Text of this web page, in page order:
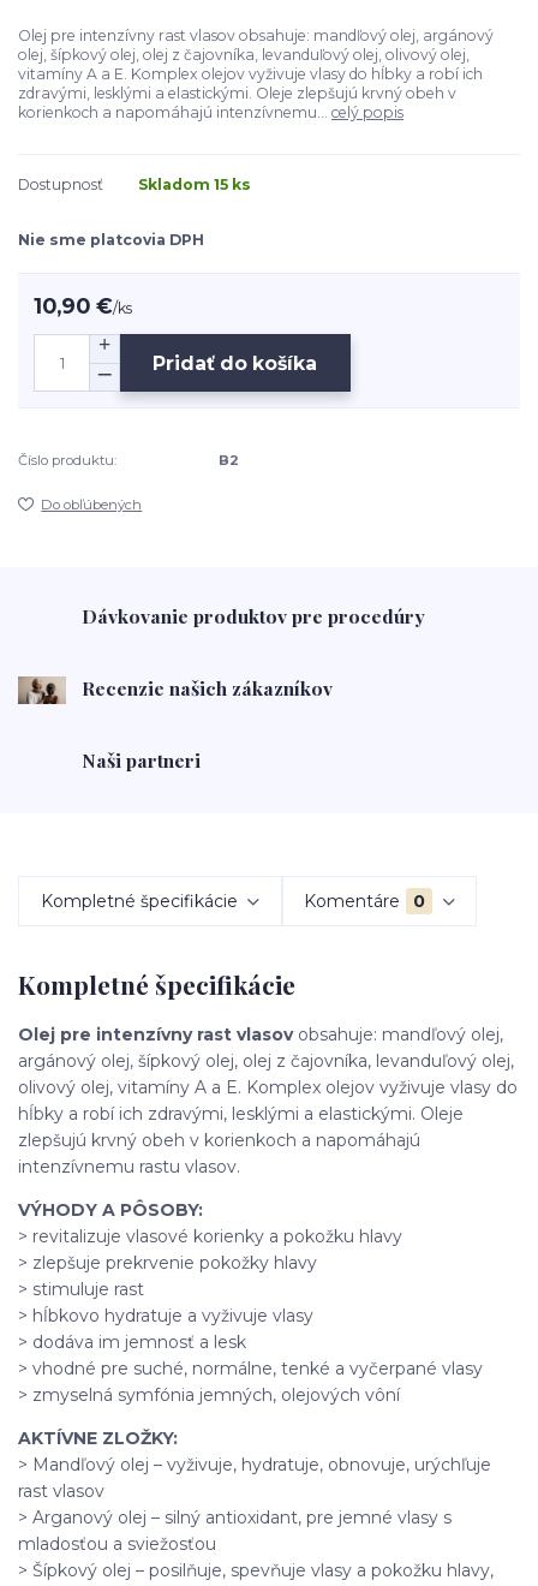
Olej pre intenzívny rast vlasov obsahuje: mandľový olej, argánový
olej, šípkový olej, olej z čajovníka, levanduľový olej, olivový olej,
vitamíny A a E. Komplex olejov vyživuje vlasy do hĺbky a robí ich
zdravými, lesklými a elastickými. Oleje zlepšujú krvný obeh v
korienkoch a napomáhajú intenzívnemu... celý popis
Dostupnosť Skladom 15 ks
Nie sme platcovia DPH
10,90 €/ks
Pridať do košíka
Číslo produktu: B2
Do obľúbených
Dávkovanie produktov pre procedúry
Recenzie našich zákazníkov
Naši partneri
Kompletné špecifikácie Komentáre 0
Kompletné špecifikácie
Olej pre intenzívny rast vlasovobsahuje: mandľový olej,
argánový olej, šípkový olej, olej z čajovníka, levanduľový olej,
olivový olej, vitamíny A a E. Komplex olejov vyživuje vlasy do
hĺbky a robí ich zdravými, lesklými a elastickými. Oleje
zlepšujú krvný obeh v korienkoch a napomáhajú
intenzívnemu rastu vlasov.
VÝHODY A PÔSOBY:
> revitalizuje vlasové korienky a pokožku hlavy
> zlepšuje prekrvenie pokožky hlavy
> stimuluje rast
> hĺbkovo hydratuje a vyživuje vlasy
> dodáva im jemnosť a lesk
> vhodné pre suché, normálne, tenké a vyčerpané vlasy
> zmyselná symfónia jemných, olejových vôní
AKTÍVNE ZLOŽKY:
> Mandľový olej – vyživuje, hydratuje, obnovuje, urýchľuje
rast vlasov
> Arganový olej – silný antioxidant, pre jemné vlasy s
mladosťou a sviežosťou
> Šípkový olej – posilňuje, spevňuje vlasy a pokožku hlavy,